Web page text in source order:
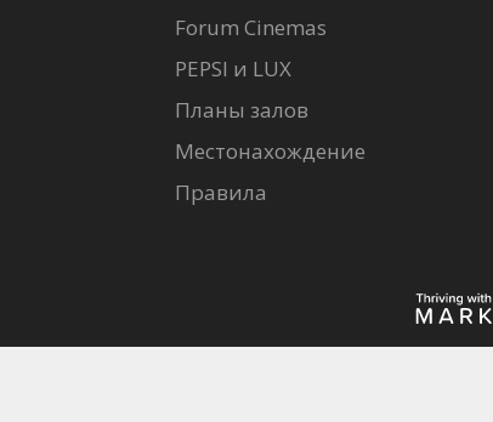
Forum Cinemas
PEPSI и LUX
Планы залов
Местонахождение
Правила